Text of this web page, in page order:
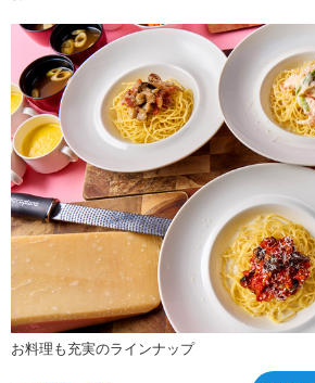
お料理も充実のラインナップ